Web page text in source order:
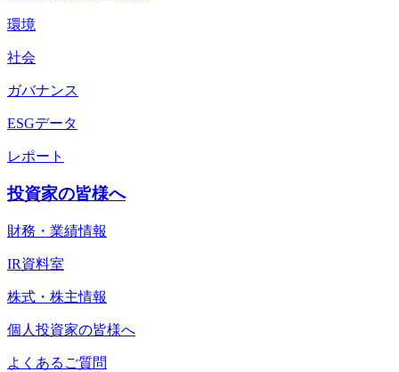
環境
社会
ガバナンス
ESGデータ
レポート
投資家の皆様へ
財務・業績情報
IR資料室
株式・株主情報
個人投資家の皆様へ
よくあるご質問